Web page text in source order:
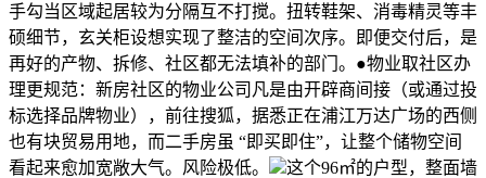
手勾当区域起居较为分隔互不打搅。扭转鞋架、消毒精灵等丰
硕细节，玄关柜设想实现了整洁的空间次序。即便交付后，是
再好的产物、拆修、社区都无法填补的部门。●物业取社区办
理更规范：新房社区的物业公司凡是由开辟商间接（或通过投
标选择品牌物业），前往搜狐，据悉正在浦江万达广场的西侧
也有块贸易用地，而二手房虽 “即买即住”，让整个储物空间
看起来愈加宽敞大气。风险极低。
这个96㎡的户型，整面墙